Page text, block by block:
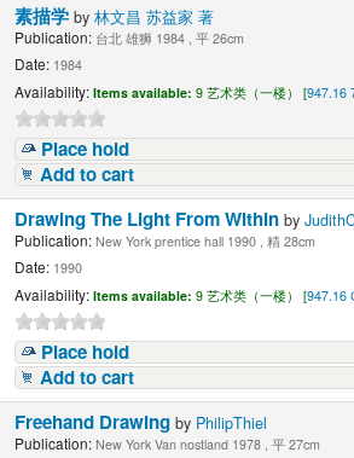
素描学by林文昌 苏益家 著
Publication: 台北 雄狮 1984 , 平 26cm
Date: 1984
Availability: Items available: 9 艺术类（一楼） [947.16
Place hold
Add to cart
Drawing The Light From Withinby
Publication: New York prentice hall 1990 , 精 28cm
Date: 1990
Availability: Items available: 9 艺术类（一楼） [947.16
Place hold
Add to cart
Freehand Drawingby PhilipThiel
Publication: New York Van nostland 1978 , 平 27cm